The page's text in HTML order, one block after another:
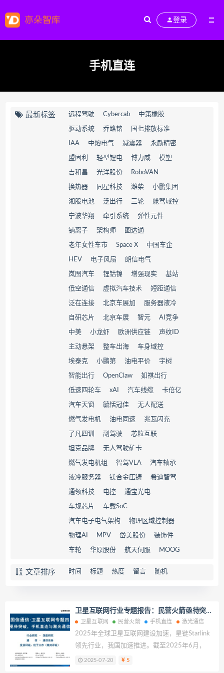
登录
手机直连
最新标签 远程驾驶 Cybercab 中策橡胶
驱动系统 乔路铭 国七排放标准
IAA 中熔电气 减震器 永励精密
盟固利 轻型锂电 博力威 模塑
吉和昌 光洋股份 RoboVAN
换热器 同星科技 潍柴 小鹏集团
湘股电池 泛出行 三轮 舱驾域控
宁波华翔 牵引系统 弹性元件
钠离子 架构师 图达通
老年女性车市 Space X 中国车企
HEV 电子风扇 朗信电气
岚图汽车 锂钴镍 增强现实 基站
低空通信 虚拟汽车技术 短距通信
泛在连接 北京车展加 服务器液冷
自研芯片 北京车展 智元 AI竞争
中美 小龙虾 欧洲供应链 声纹ID
主动悬架 整车出海 车身域控
埃泰克 小鹏第 油电平价 宇树
智能出行 OpenClaw 如祺出行
低速四轮车 xAI 汽车线缆 卡倍亿
汽车天窗 毓恬冠佳 无人配送
燃气发电机 油电同速 兆瓦闪充
了凡四训 副驾驶 芯粒互联
坦克品牌 无人驾驶矿卡
燃气发电机组 智驾VLA 汽车轴承
液冷服务器 镁合金压铸 希迪智驾
通领科技 电控 通宝光电
车规芯片 车载SoC
汽车电子电气架构 物理区域控制器
物理AI MPV 岱美股份 装饰件
车轮 华原股份 航天伺服 MOOG
文章排序 时间 标题 热度 留言 随机
卫星互联网行业专题报告：民营火箭亟待突
破，手机直连与激光通信未来可期
卫星互联网 民营火箭 手机直连 激光通信
2025年全球卫星互联网建设加速，星链Starlink
领先行业，我国加速推进。截至2025年6月，
Starlink已累计发射近9000颗卫星，全球服务用
2025-07-20 5